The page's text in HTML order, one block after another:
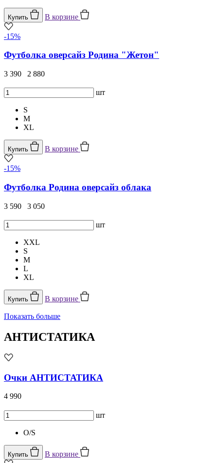
Купить В корзине
-15%
Футболка оверсайз Родина "Жетон"
3 390 2 880
шт
S
M
XL
Купить В корзине
-15%
Футболка Родина оверсайз облака
3 590 3 050
шт
XXL
S
M
L
XL
Купить В корзине
Показать больше
АНТИСТАТИКА
Очки АНТИСТАТИКА
4 990
шт
O/S
Купить В корзине